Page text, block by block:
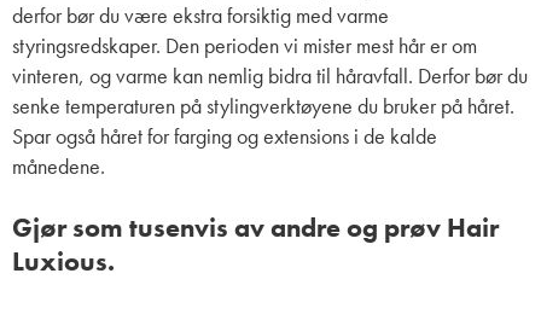
derfor bør du være ekstra forsiktig med varme
styringsredskaper. Den perioden vi mister mest hår er om
vinteren, og varme kan nemlig bidra til håravfall. Derfor bør du
senke temperaturen på stylingverktøyene du bruker på håret.
Spar også håret for farging og extensions i de kalde
månedene.
Gjør som tusenvis av andre og prøv Hair
Luxious.